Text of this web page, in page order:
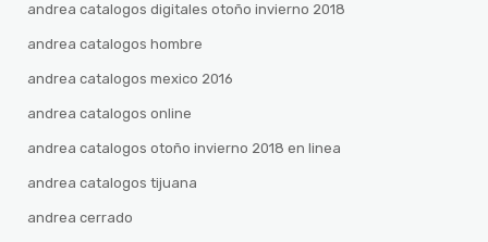
andrea catalogos digitales otoño invierno 2018
andrea catalogos hombre
andrea catalogos mexico 2016
andrea catalogos online
andrea catalogos otoño invierno 2018 en linea
andrea catalogos tijuana
andrea cerrado